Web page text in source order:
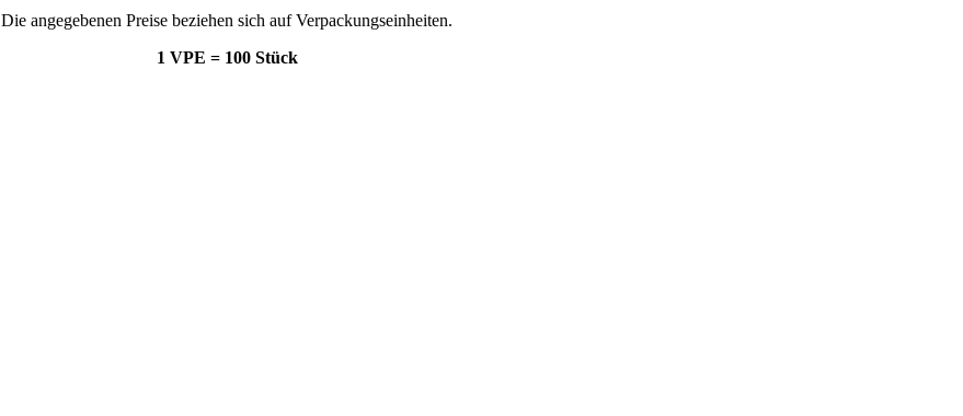
Die angegebenen Preise beziehen sich auf Verpackungseinheiten.
1 VPE = 100 Stück